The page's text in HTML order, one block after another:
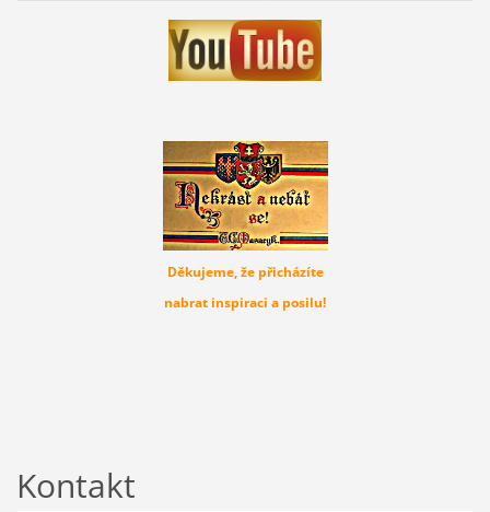
Děkujeme, že přicházíte
nabrat inspiraci a posilu!
Kontakt